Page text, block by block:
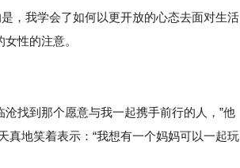
，我学会了如何以更开放的心态去面对生活
性的注意。
找到那个愿意与我一起携手前行的人，”他
真地笑着表示：“我想有一个妈妈可以一起玩